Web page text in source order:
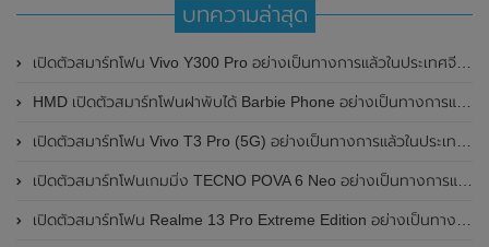
บทความล่าสุด
เปิดตัวสมาร์ทโฟน Vivo Y300 Pro อย่างเป็นทางการแล้วในประเทศจีน มาพร้อมดีไซน์พรีเมี่ยม ทนทาน และแบตเตอรี่สุดอึดขนาดใหญ่ 6,500mAh พร้อมรองรับการชาร์จไว 80W
HMD เปิดตัวสมาร์ทโฟนฝาพับได้ Barbie Phone อย่างเป็นทางการแล้ว มาพร้อมธีมสีชมพูสดใส
เปิดตัวสมาร์ทโฟน Vivo T3 Pro (5G) อย่างเป็นทางการแล้วในประเทศอินเดีย
เปิดตัวสมาร์ทโฟนเกมมิ่ง TECNO POVA 6 Neo อย่างเป็นทางการแล้วในประเทศไทย ในราคา 8,499 บาท
เปิดตัวสมาร์ทโฟน Realme 13 Pro Extreme Edition อย่างเป็นทางการแล้วในประเทศจีน